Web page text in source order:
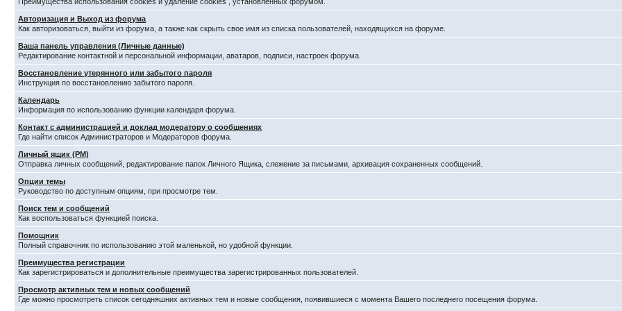
Авторизация и Выход из форума
Как авторизоваться, выйти из форума, а также как скрыть свое имя из списка пользователей, находящихся на форуме.
Ваша панель управления (Личные данные)
Редактирование контактной и персональной информации, аватаров, подписи, настроек форума.
Восстановление утерянного или забытого пароля
Инструкция по восстановлению забытого пароля.
Календарь
Информация по использованию функции календаря форума.
Контакт с администрацией и доклад модератору о сообщениях
Где найти список Администраторов и Модераторов форума.
Личный ящик (PM)
Отправка личных сообщений, редактирование папок Личного Ящика, слежение за письмами, архивация сохраненных сообщений.
Опции темы
Руководство по доступным опциям, при просмотре тем.
Поиск тем и сообщений
Как воспользоваться функцией поиска.
Помощник
Полный справочник по использованию этой маленькой, но удобной функции.
Преимущества регистрации
Как зарегистрироваться и дополнительные преимущества зарегистрированных пользователей.
Просмотр активных тем и новых сообщений
Где можно просмотреть список сегодняшних активных тем и новые сообщения, появившиеся с момента Вашего последнего посещения форума.